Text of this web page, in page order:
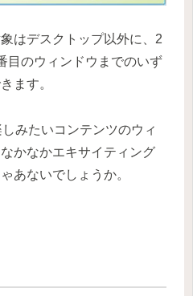
はデスクトップ以外に、2
目のウィンドウまでのいず
ます。
みたいコンテンツのウィ
かなかエキサイティング
あないでしょうか。